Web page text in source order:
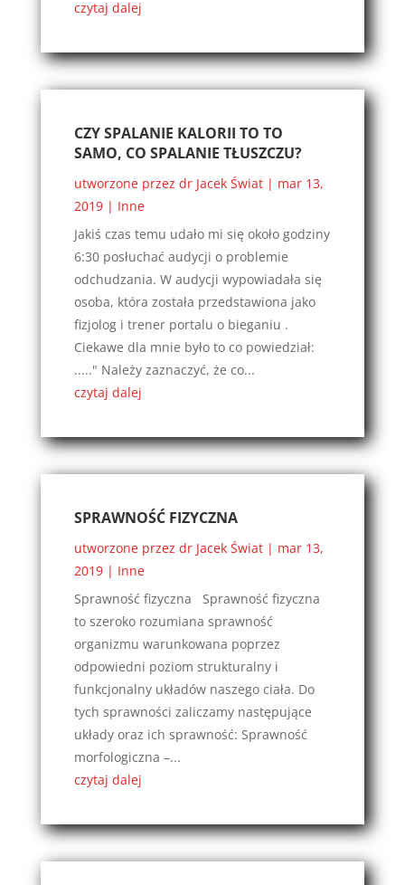
czytaj dalej
CZY SPALANIE KALORII TO TO
SAMO, CO SPALANIE TŁUSZCZU?
utworzone przez dr Jacek Świat| mar 13,
2019| Inne
Jakiś czas temu udało mi się około godziny
6:30 posłuchać audycji o problemie
odchudzania. W audycji wypowiadała się
osoba, która została przedstawiona jako
fizjolog i trener portalu o bieganiu .
Ciekawe dla mnie było to co powiedział:
....." Należy zaznaczyć, że co...
czytaj dalej
SPRAWNOŚĆ FIZYCZNA
utworzone przez dr Jacek Świat| mar 13,
2019| Inne
Sprawność fizyczna Sprawność fizyczna
to szeroko rozumiana sprawność
organizmu warunkowana poprzez
odpowiedni poziom strukturalny i
funkcjonalny układów naszego ciała. Do
tych sprawności zaliczamy następujące
układy oraz ich sprawność: Sprawność
morfologiczna –...
czytaj dalej